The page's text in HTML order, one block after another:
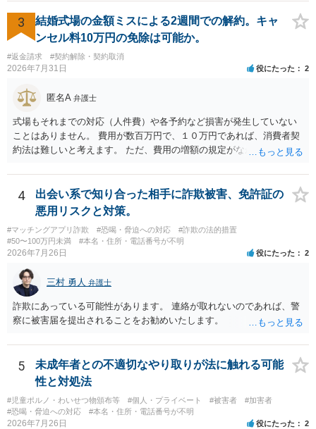
3
結婚式場の金額ミスによる2週間での解約。キャ
ンセル料10万円の免除は可能か。
#返金請求 #契約解除・契約取消
2026年7月31日 役にたった 2
匿名A 弁護士
式場もそれまでの対応（人件費）や各予約など損害が発生していない
ことはありません。 費用が数百万円で、１０万円であれば、消費者契
約法は難しいと考えます。 ただ、費用の増額の規定がなかったのに増
ということになり、解約するのは理由がないことになります。
4
出会い系で知り合った相手に詐欺被害、免許証の
悪用リスクと対策。
#マッチングアプリ詐欺 #恐喝・脅迫への対応
#詐欺の法的措置
#50〜100万円未満
#本名・住所・電話番号が不明
2026年7月26日 役にたった 2
三村 勇人 弁護士
詐欺にあっている可能性があります。 連絡が取れないのであれば、警
察に被害届を提出されることをお勧めいたします。
5
未成年者との不適切なやり取りが法に触れる可能
性と対処法
#児童ポルノ・わいせつ物頒布等 #個人・プライベート #被害者
#加害者
#恐喝・脅迫への対応
#本名・住所・電話番号が不明
2026年7月26日 役にたった 2